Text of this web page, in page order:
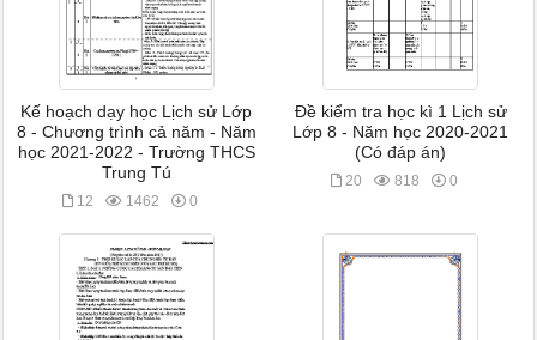
Kế hoạch dạy học Lịch sử Lớp
8 - Chương trình cả năm - Năm
học 2021-2022 - Trường THCS
Trung Tú
12 1462 0
Đề kiểm tra học kì 1 Lịch sử
Lớp 8 - Năm học 2020-2021
(Có đáp án)
20 818 0